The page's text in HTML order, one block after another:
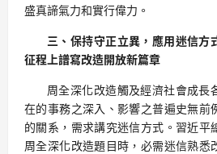
盛真諦氣力和實行偉力。
三、保持守正立異，應用迷信方
征程上譜寫改造開放新篇章
周全深化改造觸及經濟社會成長
在的事務之深入、影響之普遍史無前
的關系，需求講究迷信方式。習近平
周全深化改造題目時，必需迷信熟悉